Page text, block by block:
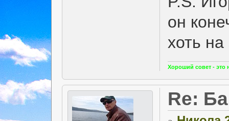
он
хоть
Хороший совет - это
Re: